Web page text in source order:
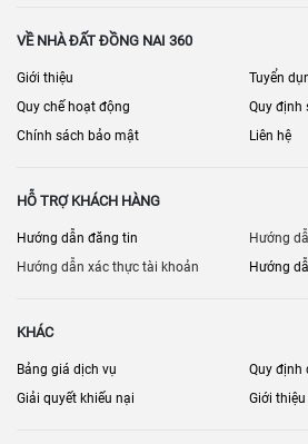
VỀ NHÀ ĐẤT ĐỒNG NAI 360
Giới thiệu
Tuyển
Quy chế hoạt động
Quy định
Chính sách bảo mật
Liên hệ
HỖ TRỢ KHÁCH HÀNG
Hướng dẫn đăng tin
Hướng
Hướng dẫn xác thực tài khoản
Hướng
KHÁC
Bảng giá dịch vụ
Quy định
Giải quyết khiếu nại
Giới